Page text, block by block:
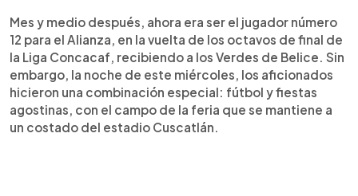
Mes y medio después, ahora era ser el jugador número
12 para el Alianza, en la vuelta de los octavos de final de
la Liga Concacaf, recibiendo a los Verdes de Belice. Sin
embargo, la noche de este miércoles, los aficionados
hicieron una combinación especial: fútbol y fiestas
agostinas, con el campo de la feria que se mantiene a
un costado del estadio Cuscatlán.